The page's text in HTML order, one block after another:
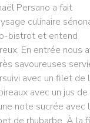
Persano a fait
culinaire
bistrot et entend
En entrée nous
savoureuses
avec un filet de
avec un jus de
note sucrée avec